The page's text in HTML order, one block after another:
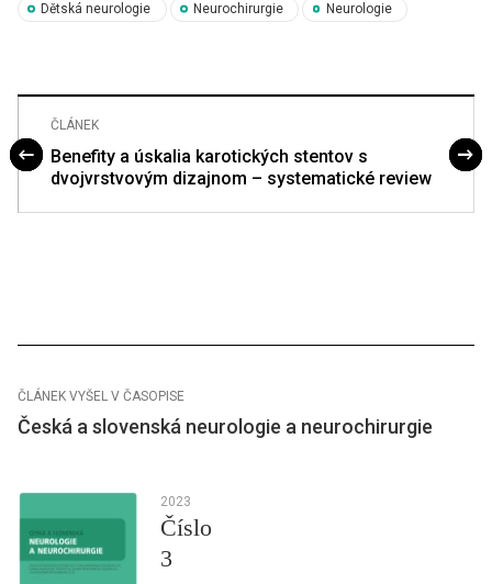
Dětská neurologie Neurochirurgie Neurologie
ČLÁNEK
Benefity a úskalia karotických stentov s
dvojvrstvovým dizajnom – systematické review
ČLÁNEK VYŠEL V ČASOPISE
Česká a slovenská neurologie a neurochirurgie
2023
Číslo
3